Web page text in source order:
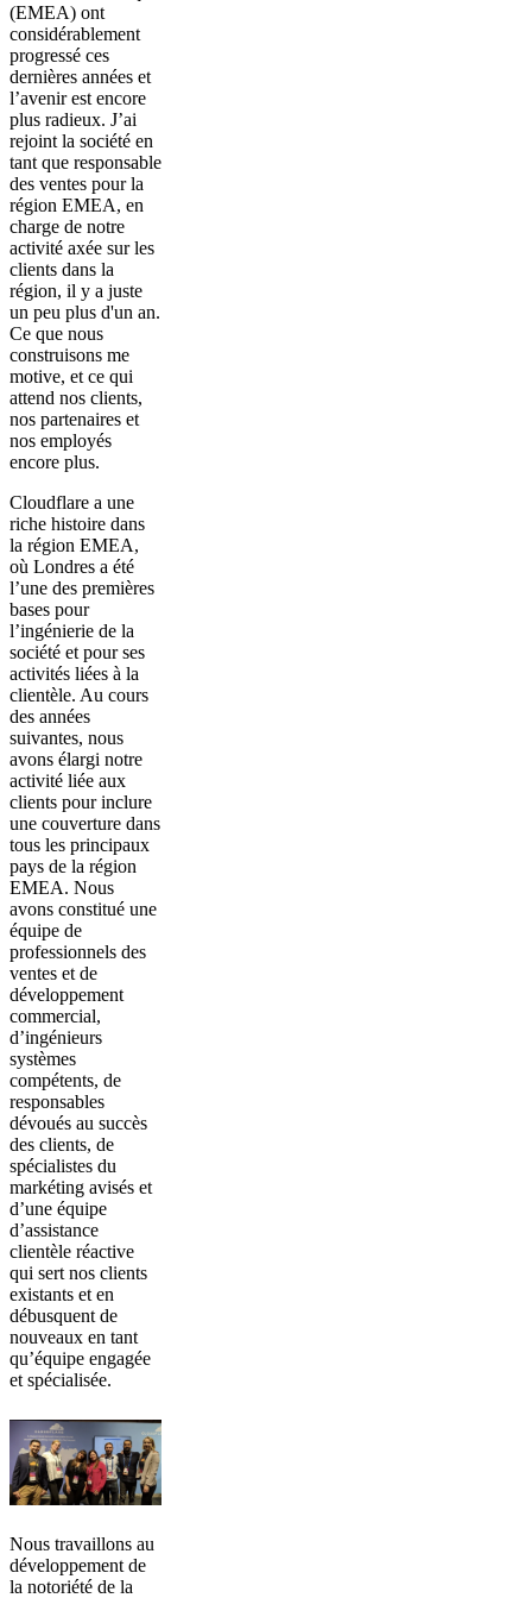
(EMEA) ont
considérablement
progressé ces
dernières années et
l’avenir est encore
plus radieux. J’ai
rejoint la société en
tant que responsable
des ventes pour la
région EMEA, en
charge de notre
activité axée sur les
clients dans la
région, il y a juste
un peu plus d'un an.
Ce que nous
construisons me
motive, et ce qui
attend nos clients,
nos partenaires et
nos employés
encore plus.
Cloudflare a une
riche histoire dans
la région EMEA,
où Londres a été
l’une des premières
bases pour
l’ingénierie de la
société et pour ses
activités liées à la
clientèle. Au cours
des années
suivantes, nous
avons élargi notre
activité liée aux
clients pour inclure
une couverture dans
tous les principaux
pays de la région
EMEA. Nous
avons constitué une
équipe de
professionnels des
ventes et de
développement
commercial,
d’ingénieurs
systèmes
compétents, de
responsables
dévoués au succès
des clients, de
spécialistes du
markéting avisés et
d’une équipe
d’assistance
clientèle réactive
qui sert nos clients
existants et en
débusquent de
nouveaux en tant
qu’équipe engagée
et spécialisée.
Nous travaillons au
développement de
la notoriété de la